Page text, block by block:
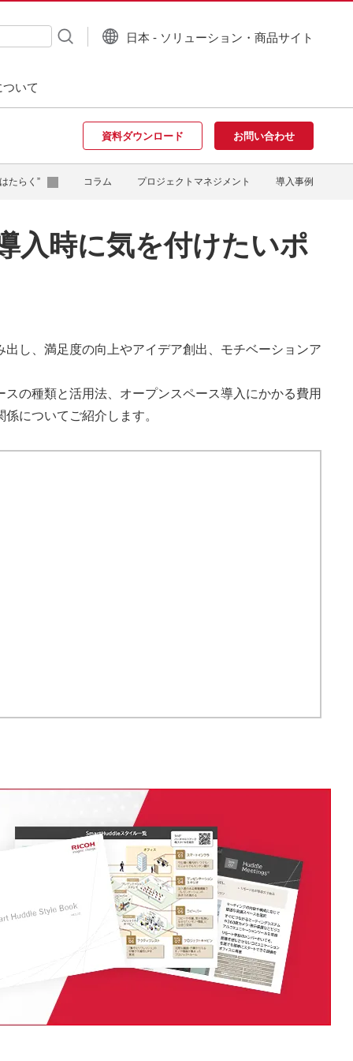
いて
日本 - ソリューション・商品サイト
資料ダウンロード お問い合わせ
たらく” コラム プロジェクトマネジメント 導入事例
入時に気を付けたいポ
し、満足度の向上やアイデア創出、モチベーションア
の種類と活用法、オープンスペース導入にかかる費用
についてご紹介します。